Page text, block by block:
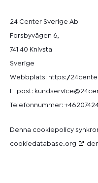
24 Center Sverige Ab
Forsbyvägen 6,
741 40 Knivsta
Sverige
Webbplats: https://
E-post: kundservice@
Telefonnummer:
Denna cookiepolicy
cookiedatabase.org